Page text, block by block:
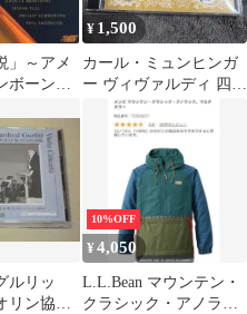
」～アメ
ボーン四
¥ 1,500
カール・ミュンヒンガ
ー ヴィヴァルディ 四季
モーツァルト CD
リッ
ン協奏
10%OFF
¥4,050
L.L.Bean マウンテン・
クラシック・アノラッ